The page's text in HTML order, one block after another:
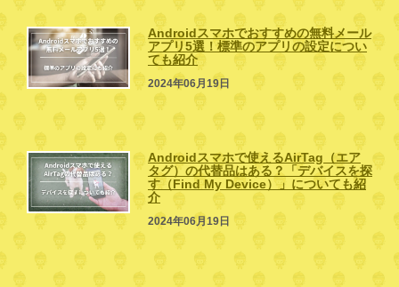
Androidスマホでおすすめの無料メール
アプリ5選！標準のアプリの設定につい
ても紹介
2024年06月19日
Androidスマホで使えるAirTag（エア
タグ）の代替品はある？「デバイスを探
す（Find My Device）」についても紹
介
2024年06月19日